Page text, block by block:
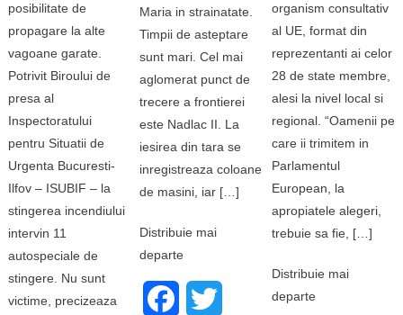
posibilitate de
propagare la alte
vagoane garate.
Potrivit Biroului de
presa al
Inspectoratului
pentru Situatii de
Urgenta Bucuresti-
Ilfov – ISUBIF – la
stingerea incendiului
intervin 11
autospeciale de
stingere. Nu sunt
victime, precizeaza
Maria in strainatate.
Timpii de asteptare
sunt mari. Cel mai
aglomerat punct de
trecere a frontierei
este Nadlac II. La
iesirea din tara se
inregistreaza coloane
de masini, iar […]
Distribuie mai
departe
Facebook
organism consultativ
al UE, format din
reprezentanti ai celor
28 de state membre,
alesi la nivel local si
regional. “Oamenii pe
care ii trimitem in
Parlamentul
European, la
apropiatele alegeri,
trebuie sa fie, […]
Distribuie mai
departe